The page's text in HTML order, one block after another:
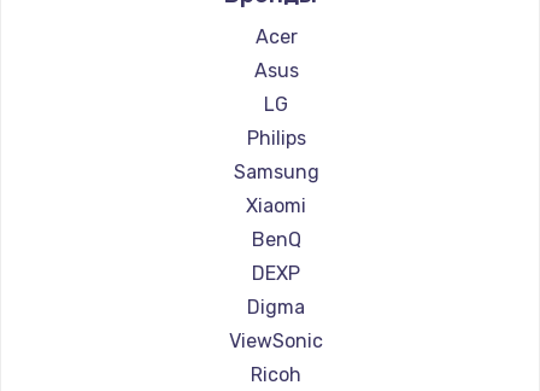
Ремонт проекторов Xgimi
Ремонт проекторов Canon
Ремонт проекторов JVC
Ремонт проекторов Casio
Ремонт проекторов Hiper
Ремонт проекторов HITACHI
Ремонт проекторов Panasonic
Ремонт проекторов Hisense
Acer
Asus
LG
Philips
Samsung
Xiaomi
BenQ
DEXP
Digma
ViewSonic
Ricoh